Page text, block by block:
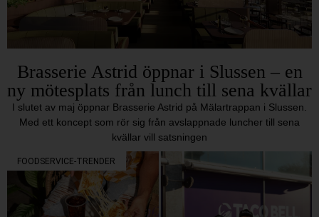
Brasserie Astrid öppnar i Slussen – en
ny mötesplats från lunch till sena kvällar
I slutet av maj öppnar Brasserie Astrid på Mälartrappan i Slussen.
Med ett koncept som rör sig från avslappnade luncher till sena
kvällar vill satsningen
FOODSERVICE-TRENDER